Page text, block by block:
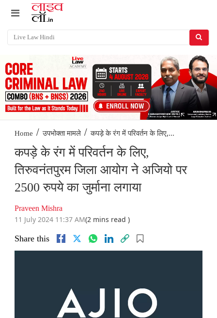
Home / उपभोक्ता मामले / कपड़े के रंग में परिवर्तन के लिए,...
कपड़े के रंग में परिवर्तन के लिए,
तिरुवनंतपुरम जिला आयोग ने अजियो पर
2500 रुपये का जुर्माना लगाया
Praveen Mishra
11 July 2024 11:37 AM(2 mins read )
Share this